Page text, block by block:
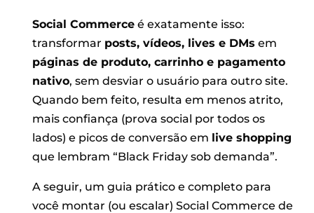
Social Commerce é exatamente isso:
transformar posts, vídeos, lives e DMs em
páginas de produto, carrinho e pagamento
nativo, sem desviar o usuário para outro site.
Quando bem feito, resulta em menos atrito,
mais confiança (prova social por todos os
lados) e picos de conversão em live shopping
que lembram “Black Friday sob demanda”.
A seguir, um guia prático e completo para
você montar (ou escalar) Social Commerce de